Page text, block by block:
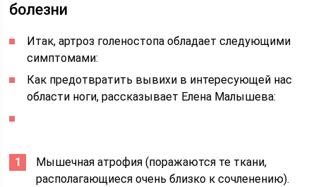
болезни
Итак, артроз голеностопа обладает следующими
симптомами:
Как предотвратить вывихи в интересующей нас
области ноги, рассказывает Елена Малышева:
Мышечная атрофия (поражаются те ткани,
располагающиеся очень близко к сочленению).